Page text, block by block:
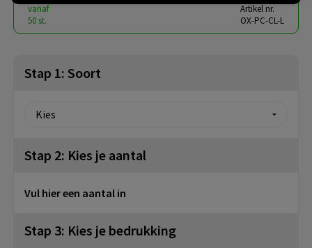
vanaf
50 st.
Artikel nr.
OX-PC-CL-L
Stap 1: Soort
Stap 2: Kies je aantal
Vul hier een aantal in
Stap 3: Kies je bedrukking